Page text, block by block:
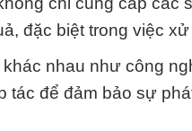
đặc biệt trong việc
nhau như công
tác để đảm bảo sự